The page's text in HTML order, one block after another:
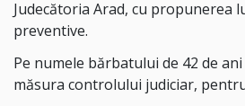
Judecătoria Arad, cu propunerea
preventive.
Pe numele bărbatului de 42 de
măsura controlului judiciar,